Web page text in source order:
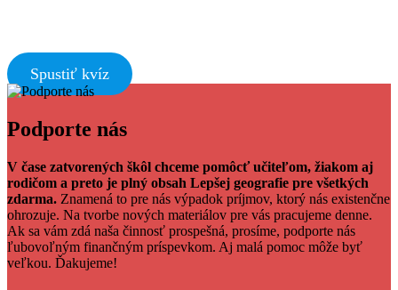
Spustiť kvíz
Facebook
Tweet
Linkedin
Podporte nás
V čase zatvorených škôl chceme pomôcť učiteľom, žiakom aj
rodičom a preto je plný obsah Lepšej geografie pre všetkých
zdarma. Znamená to pre nás výpadok príjmov, ktorý nás existenčne
ohrozuje. Na tvorbe nových materiálov pre vás pracujeme denne.
Ak sa vám zdá naša činnosť prospešná, prosíme, podporte nás
ľubovoľným finančným príspevkom. Aj malá pomoc môže byť
veľkou. Ďakujeme!